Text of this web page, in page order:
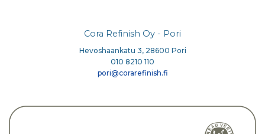
Cora Refinish Oy - Pori
Hevoshaankatu 3, 28600 Pori
010 8210 110
pori@corarefinish.fi